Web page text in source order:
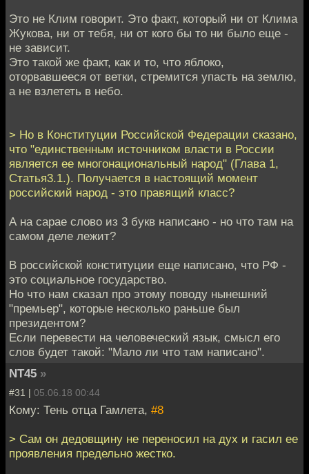
Это не Клим говорит. Это факт, который ни от Клима
Жукова, ни от тебя, ни от кого бы то ни было еще -
не зависит.
Это такой же факт, как и то, что яблоко,
оторвавшееся от ветки, стремится упасть на землю,
а не взлететь в небо.
> Но в Конституции Российской Федерации сказано,
что "единственным источником власти в России
является ее многонациональный народ" (Глава 1,
Статья3.1.). Получается в настоящий момент
российский народ - это правящий класс?
А на сарае слово из 3 букв написано - но что там на
самом деле лежит?
В российской конституции еще написано, что РФ -
это социальное государство.
Но что нам сказал про этому поводу нынешний
"премьер", которые несколько раньше был
президентом?
Если перевести на человеческий язык, смысл его
слов будет такой: "Мало ли что там написано".
NT45 »
#31 | 05.06.18 00:44
Кому: Тень отца Гамлета, #8
> Сам он дедовщину не переносил на дух и гасил ее
проявления предельно жестко.